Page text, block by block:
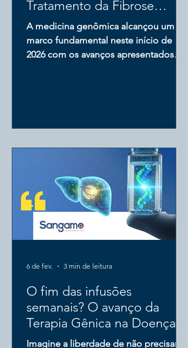
Tratamento da Fibrose
Cística
A medicina genômica alcançou um
marco fundamental neste início de
2026 com os avanços apresentados
Fibrose Cística (FC). Enquanto as
terapias atuais focam majoritariamente
em modular proteínas já defeituosas,
esta nova abordagem utiliza a
engenharia genética para fornecer a
inst
O fim das infusões
semanais? O avanço da
Terapia Gênica na Doença
de Fabry!
Imagine a liberdade de não precisar ir
6 de fev. 3 min de leitura